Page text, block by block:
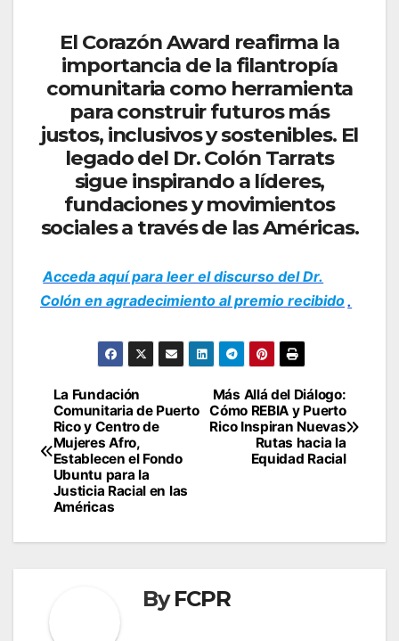
El Corazón Award reafirma la
importancia de la filantropía
comunitaria como herramienta
para construir futuros más
justos, inclusivos y sostenibles. El
legado del Dr. Colón Tarrats
sigue inspirando a líderes,
fundaciones y movimientos
sociales a través de las Américas.
Acceda aquí para leer el discurso del Dr.
Colón en agradecimiento al premio recibido.
Navegación
de
entradas
Más Allá del Diálogo:
Cómo REBIA y Puerto
Rico Inspiran Nuevas
Rutas hacia la
Equidad Racial
La Fundación
Comunitaria de Puerto
Rico y Centro de
Mujeres Afro,
Establecen el Fondo
Ubuntu para la
Justicia Racial en las
Américas
ByFCPR